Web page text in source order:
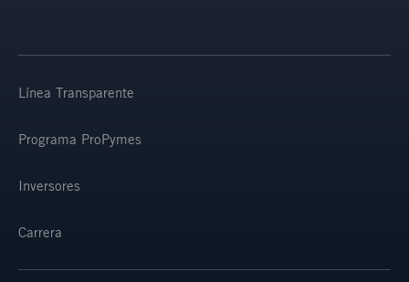
Línea Transparente
Programa ProPymes
Inversores
Carrera